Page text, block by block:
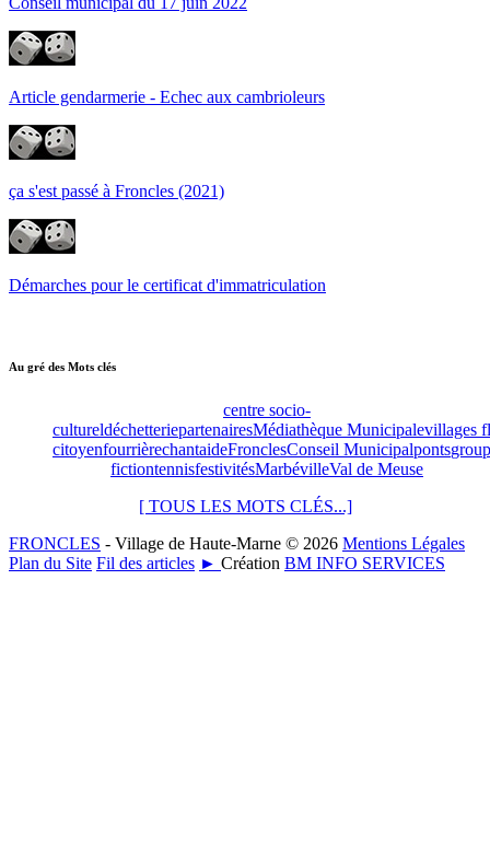
Article gendarmerie - Echec aux cambrioleurs
ça s'est passé à Froncles (2021)
Démarches pour le certificat d'immatriculation
Au gré des Mots clés
centre socio-
cultureldéchetteriepartenairesMédiathèque Municipalevillages
citoyenfourrièrechantaideFronclesConseil Municipalponts
fictiontennisfestivitésMarbévilleVal de Meuse
[ TOUS LES MOTS CLÉS...]
FRONCLES - Village de Haute-Marne © 2026 Mentions Légales
Plan du Site Fil des articles ► Création BM INFO SERVICES